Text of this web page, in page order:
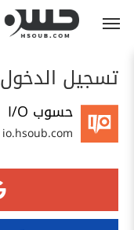
تسجيل الدخول
حسوب I/O
io.hsoub.com